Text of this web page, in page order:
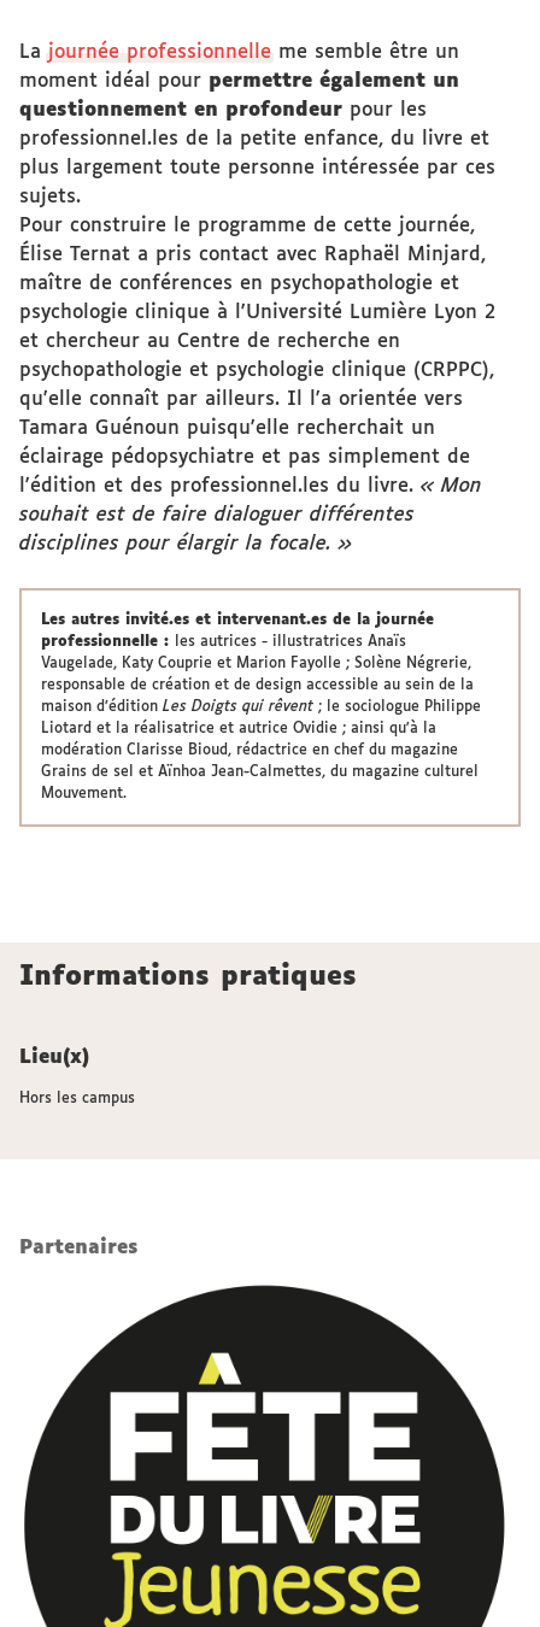
La journée professionnelle me semble être un
moment idéal pour permettre également un
questionnement en profondeur pour les
professionnel.les de la petite enfance, du livre et
plus largement toute personne intéressée par ces
sujets.
Pour construire le programme de cette journée,
Élise Ternat a pris contact avec Raphaël Minjard,
maître de conférences en psychopathologie et
psychologie clinique à l'Université Lumière Lyon 2
et chercheur au Centre de recherche en
psychopathologie et psychologie clinique (CRPPC),
qu'elle connaît par ailleurs. Il l'a orientée vers
Tamara Guénoun puisqu'elle recherchait un
éclairage pédopsychiatre et pas simplement de
l'édition et des professionnel.les du livre. « Mon
souhait est de faire dialoguer différentes
disciplines pour élargir la focale. »
Les autres invité.es et intervenant.es de la journée
professionnelle :
les autrices - illustratrices Anaïs
Vaugelade, Katy Couprie et Marion Fayolle ; Solène Négrerie,
responsable de création et de design accessible au sein de la
maison d’édition Les Doigts qui rêvent ; le sociologue Philippe
Liotard et la réalisatrice et autrice Ovidie ; ainsi qu'à la
modération Clarisse Bioud, rédactrice en chef du magazine
Grains de sel et Aïnhoa Jean-Calmettes, du magazine culturel
Mouvement.
Informations pratiques
Lieu(x)
Hors les campus
Partenaires